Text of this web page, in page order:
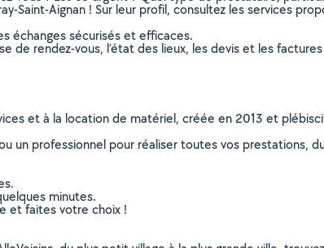
Saint-Aignan ! Sur leur profil, consultez les services
échanges sécurisés et efficaces.
de rendez-vous, l’état des lieux, les devis et les
et à la location de matériel, créée en 2013 et
un professionnel pour réaliser toutes vos prestations,
minutes.
et faites votre choix !